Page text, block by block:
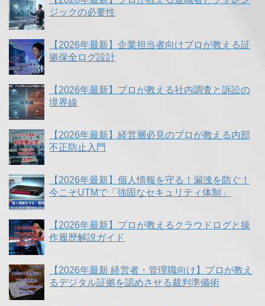
ジックの必要性
【2026年最新】企業担当者向けプロが教える証
拠保全ログ設計
【2026年最新】プロが教える社内調査と訴訟の
境界線
【2026年最新】経営層必見のプロが教える内部
不正防止入門
【2026年最新】個人情報を守る！漏洩を防ぐ！
今こそUTMで「強固なセキュリティ体制」
【2026年最新】プロが教えるクラウドログと操
作履歴解説ガイド
【2026年最新 経営者・管理職向け】プロが教え
るデジタル証拠を認めさせる裁判準備術